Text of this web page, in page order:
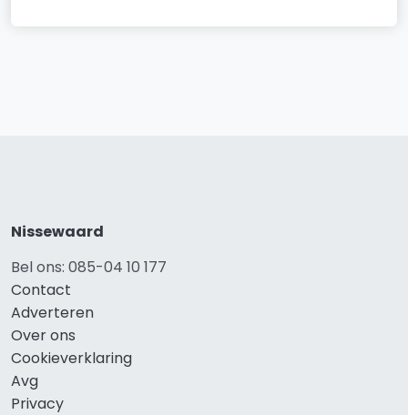
Nissewaard
Bel ons: 085-04 10 177
Contact
Adverteren
Over ons
Cookieverklaring
Avg
Privacy